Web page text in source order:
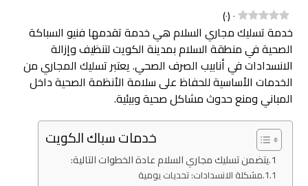
٠(٠)
خدمة تسليك مجاري السلام هي خدمة تقدمها فنيو السباكة
الصحية في منطقة السلام بمدينة الكويت لتنظيف وإزالة
الانسدادات في أنابيب الصرف الصحي. يعتبر تسليك المجاري من
الخدمات الأساسية للحفاظ على سلامة الأنظمة الصحية داخل
المباني ومنع حدوث مشاكل صحية وبيئية.
خدمات سباك الكويت
يتضمن تسليك مجاري السلام عادة الخطوات التالية:
مشكلة الانسدادات: تحديات يومية